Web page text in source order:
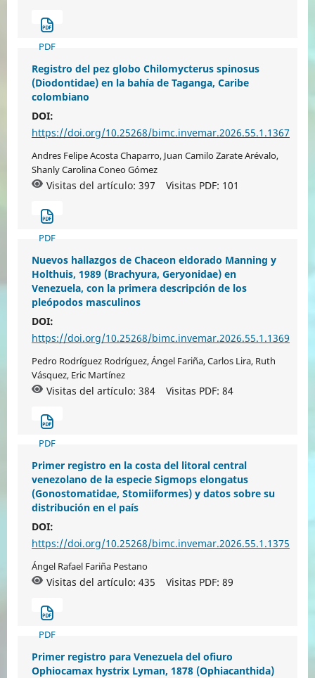
PDF
Registro del pez globo Chilomycterus spinosus
(Diodontidae) en la bahía de Taganga, Caribe
colombiano
DOI:
https://doi.org/10.25268/bimc.invemar.2026.55.1.1367
Andres Felipe Acosta Chaparro, Juan Camilo Zarate Arévalo,
Shanly Carolina Coneo Gómez
Visitas del artículo: 397 Visitas PDF: 101
PDF
Nuevos hallazgos de Chaceon eldorado Manning y
Holthuis, 1989 (Brachyura, Geryonidae) en
Venezuela, con la primera descripción de los
pleópodos masculinos
DOI:
https://doi.org/10.25268/bimc.invemar.2026.55.1.1369
Pedro Rodríguez Rodríguez, Ángel Fariña, Carlos Lira, Ruth
Vásquez, Eric Martínez
Visitas del artículo: 384 Visitas PDF: 84
PDF
Primer registro en la costa del litoral central
venezolano de la especie Sigmops elongatus
(Gonostomatidae, Stomiiformes) y datos sobre su
distribución en el país
DOI:
https://doi.org/10.25268/bimc.invemar.2026.55.1.1375
Ángel Rafael Fariña Pestano
Visitas del artículo: 435 Visitas PDF: 89
PDF
Primer registro para Venezuela del ofiuro
Ophiocamax hystrix Lyman, 1878 (Ophiacanthida)